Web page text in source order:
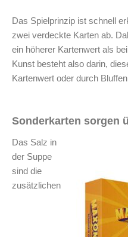
Das Spielprinzip ist schnell
zwei verdeckte Karten ab.
ein höherer Kartenwert als
Kunst besteht also darin,
Kartenwert oder durch
Sonderkarten sorgen
Das Salz in
der Suppe
sind die
zusätzlichen